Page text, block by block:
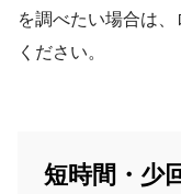
を調べたい場合は
ください。
短時間・少